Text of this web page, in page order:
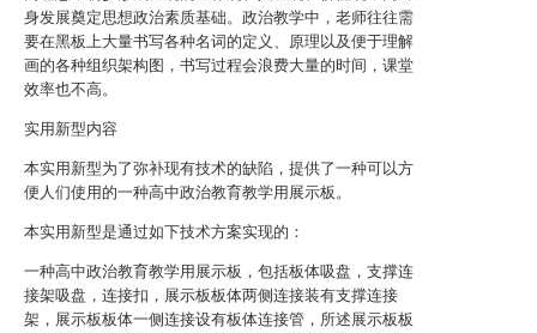
身发展奠定思想政治素质基础。政治教学中，老师往往需
要在黑板上大量书写各种名词的定义、原理以及便于理解
画的各种组织架构图，书写过程会浪费大量的时间，课堂
效率也不高。
实用新型内容
本实用新型为了弥补现有技术的缺陷，提供了一种可以方
便人们使用的一种高中政治教育教学用展示板。
本实用新型是通过如下技术方案实现的：
一种高中政治教育教学用展示板，包括板体吸盘，支撑连
接架吸盘，连接扣，展示板板体两侧连接装有支撑连接
架，展示板板体一侧连接设有板体连接管，所述展示板板